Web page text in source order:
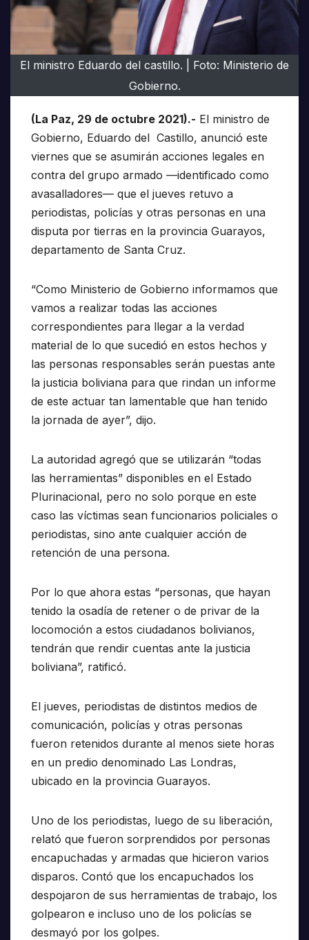
El ministro Eduardo del castillo. | Foto: Ministerio de
Gobierno.
(La Paz, 29 de octubre 2021).- El ministro de
Gobierno, Eduardo del Castillo, anunció este
viernes que se asumirán acciones legales en
contra del grupo armado —identificado como
avasalladores— que el jueves retuvo a
periodistas, policías y otras personas en una
disputa por tierras en la provincia Guarayos,
departamento de Santa Cruz.
“Como Ministerio de Gobierno informamos que
vamos a realizar todas las acciones
correspondientes para llegar a la verdad
material de lo que sucedió en estos hechos y
las personas responsables serán puestas ante
la justicia boliviana para que rindan un informe
de este actuar tan lamentable que han tenido
la jornada de ayer”, dijo.
La autoridad agregó que se utilizarán “todas
las herramientas” disponibles en el Estado
Plurinacional, pero no solo porque en este
caso las víctimas sean funcionarios policiales o
periodistas, sino ante cualquier acción de
retención de una persona.
Por lo que ahora estas “personas, que hayan
tenido la osadía de retener o de privar de la
locomoción a estos ciudadanos bolivianos,
tendrán que rendir cuentas ante la justicia
boliviana”, ratificó.
El jueves, periodistas de distintos medios de
comunicación, policías y otras personas
fueron retenidos durante al menos siete horas
en un predio denominado Las Londras,
ubicado en la provincia Guarayos.
Uno de los periodistas, luego de su liberación,
relató que fueron sorprendidos por personas
encapuchadas y armadas que hicieron varios
disparos. Contó que los encapuchados los
despojaron de sus herramientas de trabajo, los
golpearon e incluso uno de los policías se
desmayó por los golpes.